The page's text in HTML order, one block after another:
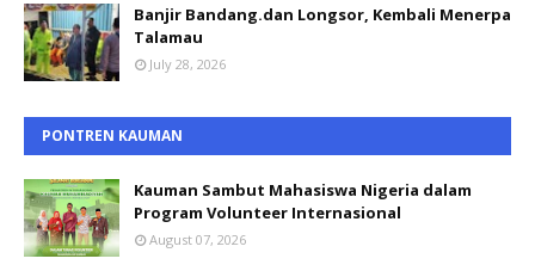
Banjir Bandang.dan Longsor, Kembali Menerpa
Talamau
July 28, 2026
PONTREN KAUMAN
Kauman Sambut Mahasiswa Nigeria dalam
Program Volunteer Internasional
August 07, 2026